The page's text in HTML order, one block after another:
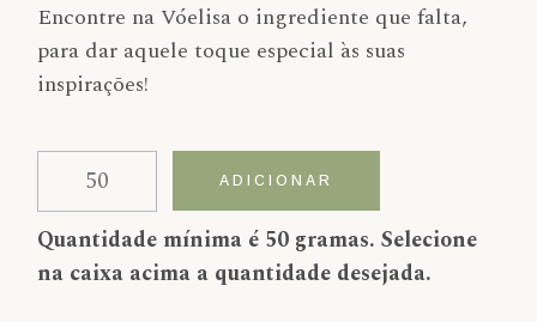
Encontre na Vóelisa o ingrediente que falta,
para dar aquele toque especial às suas
inspirações!
Quantidade de Cardamomo verde
ADICIONAR
Alternative:
Quantidade mínima é 50 gramas. Selecione
na caixa acima a quantidade desejada.